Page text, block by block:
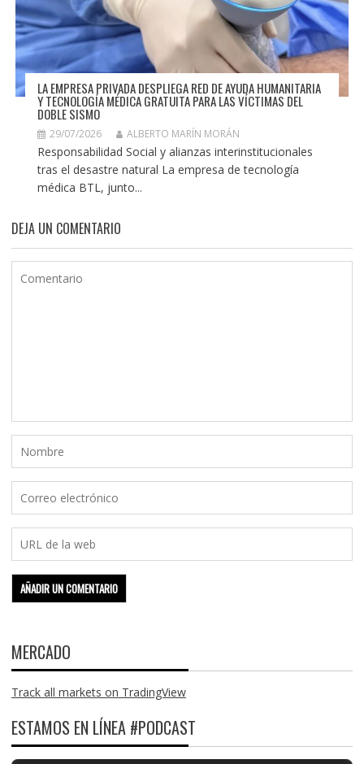
LA EMPRESA PRIVADA DESPLIEGA RED DE AYUDA HUMANITARIA
Y TECNOLOGÍA MÉDICA GRATUITA PARA LAS VÍCTIMAS DEL
DOBLE SISMO
29/07/2026 ALBERTO MARÍN MORÁN
Responsabilidad Social y alianzas interinstitucionales
tras el desastre natural La empresa de tecnología
médica BTL, junto...
DEJA UN COMENTARIO
MERCADO
Track all markets on TradingView
ESTAMOS EN LÍNEA #PODCAST